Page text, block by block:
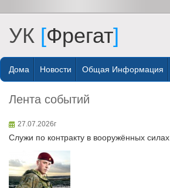
УК [Фрегат]
Дома Новости Общая Информация
Лента событий
27.07.2026г
Служи по контракту в вооружённых силах.